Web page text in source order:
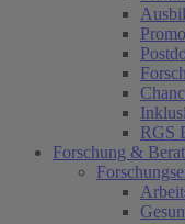
RGS
Forschung &